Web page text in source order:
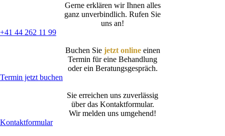
Gerne erklären wir Ihnen alles
ganz unverbindlich. Rufen Sie
uns an!
+41 44 262 11 99
Buchen Sie jetzt onlineeinen
Termin für eine Behandlung
oder ein Beratungsgespräch.
Termin jetzt buchen
Sie erreichen uns zuverlässig
über das Kontaktformular.
Wir melden uns umgehend!
Kontaktformular